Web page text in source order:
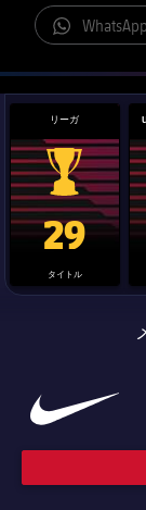
結果
順位表
スケジ
結果
順位表
トップ
plusicon
スケジ
チケッ
リーガ
La Liga
29
タイトル